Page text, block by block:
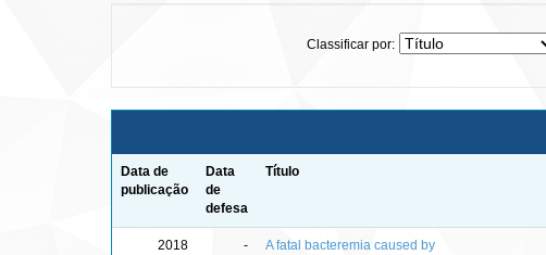
Classificar por:
Data de
publicação
Data
de
defesa
Título
2018 -
A fatal bacteremia caused by